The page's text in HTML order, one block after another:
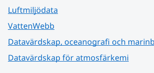
Luftmiljödata
VattenWebb
Datavärdskap, oceanografi och
Datavärdskap för atmosfärkemi